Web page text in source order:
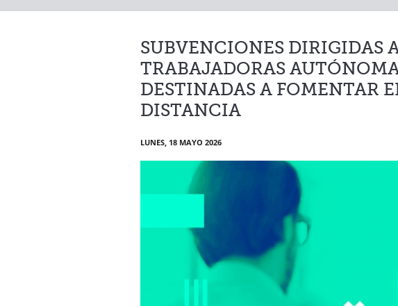
SUBVENCIONES DIRIGIDAS
TRABAJADORAS
DESTINADAS A FOMENTAR
DISTANCIA
LUNES, 18 MAYO 2026